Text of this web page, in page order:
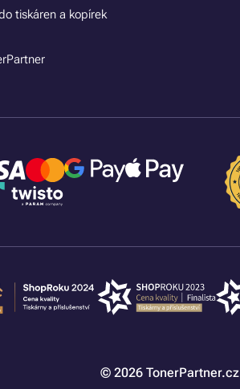
tiskáren a kopírek
© 2026 TonerPartner.cz